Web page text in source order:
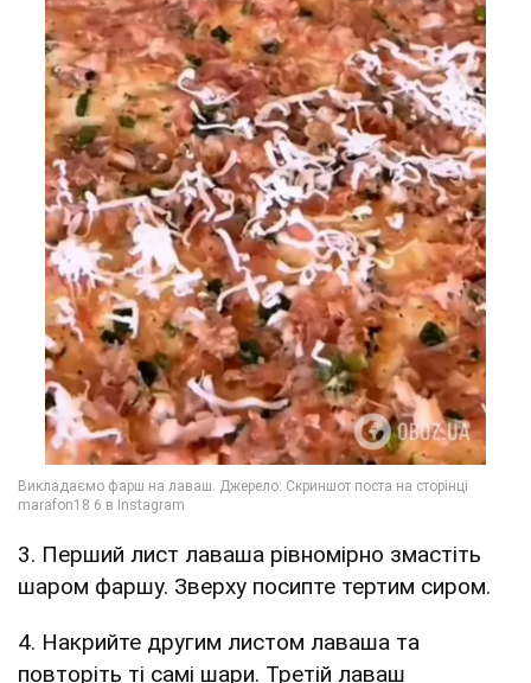
3. Перший лист лаваша рівномірно змастіть
шаром фаршу. Зверху посипте тертим сиром.
4. Накрийте другим листом лаваша та
повторіть ті самі шари. Третій лаваш